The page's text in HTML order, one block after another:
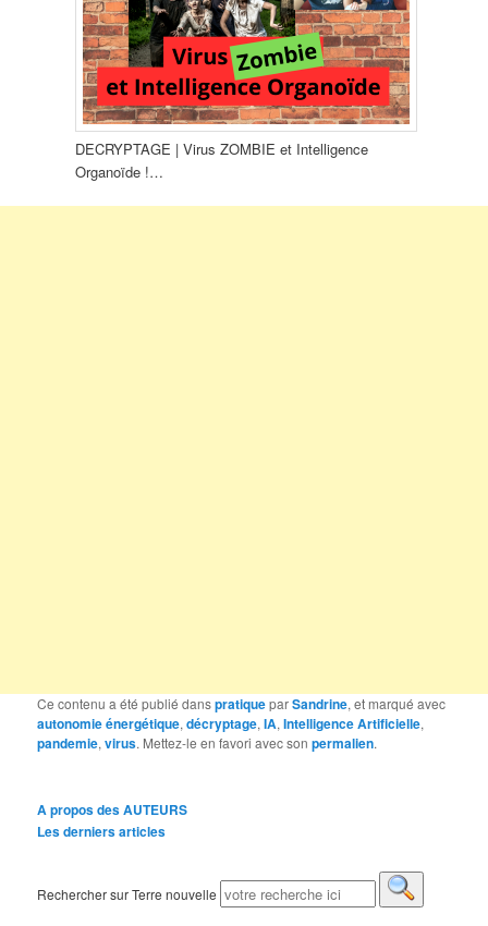
DECRYPTAGE | Virus ZOMBIE et Intelligence
Organoïde !…
Ce contenu a été publié danspratiqueparSandrine, et marqué avec
autonomie énergétique,décryptage,IA,Intelligence Artificielle,
pandemie,virus. Mettez-le en favori avec sonpermalien.
A propos des AUTEURS
Les derniers articles
Rechercher sur Terre nouvelle